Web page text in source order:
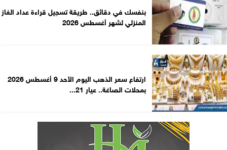
بنفسك في دقائق.. طريقة تسجيل قراءة عداد الغاز
المنزلي لشهر أغسطس 2026
ارتفاع سعر الذهب اليوم الأحد 9 أغسطس 2026
بمحلات الصاغة.. عيار 21...